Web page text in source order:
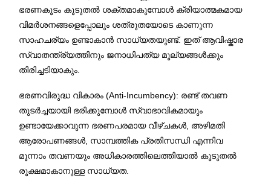
ഭരണകൂടം കൂടുതൽ ശക്തമാകുമ്പോൾ ക്രിയാത്മകമായ
വിമർശനങ്ങളെപ്പോലും ശത്രുതയോടെ കാണുന്ന
സാഹചര്യം ഉണ്ടാകാൻ സാധ്യതയുണ്ട്. ഇത് ആവിഷ്കാര
സ്വാതന്ത്ര്യത്തിനും ജനാധിപത്യ മൂല്യങ്ങൾക്കും
തിരിച്ചടിയാകും.
ഭരണവിരുദ്ധ വികാരം (Anti-Incumbency): രണ്ട് തവണ
തുടർച്ചയായി ഭരിക്കുമ്പോൾ സ്വാഭാവികമായും
ഉണ്ടായേക്കാവുന്ന ഭരണപരമായ വീഴ്ചകൾ, അഴിമതി
ആരോപണങ്ങൾ, സാമ്പത്തിക പ്രതിസന്ധി എന്നിവ
മൂന്നാം തവണയും അധികാരത്തിലെത്തിയാൽ കൂടുതൽ
രൂക്ഷമാകാനുള്ള സാധ്യത.